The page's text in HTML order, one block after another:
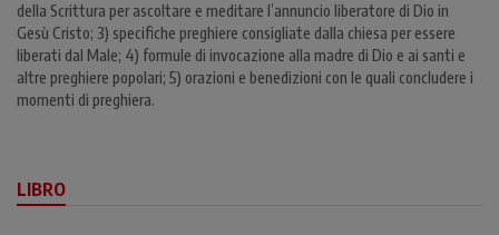
della Scrittura per ascoltare e meditare l’annuncio liberatore di Dio in
Gesù Cristo; 3) specifiche preghiere consigliate dalla chiesa per essere
liberati dal Male; 4) formule di invocazione alla madre di Dio e ai santi e
altre preghiere popolari; 5) orazioni e benedizioni con le quali concludere i
momenti di preghiera.
LIBRO